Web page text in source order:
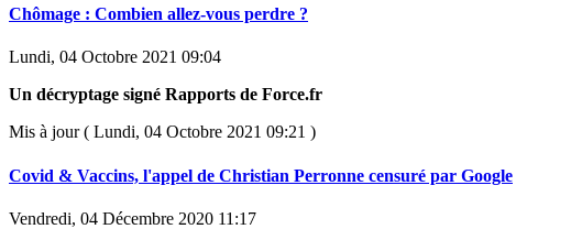
Chômage : Combien allez-vous perdre ?
Lundi, 04 Octobre 2021 09:04
Un décryptage signé Rapports de Force.fr
Mis à jour ( Lundi, 04 Octobre 2021 09:21 )
Covid & Vaccins, l'appel de Christian Perronne censuré par Google
Vendredi, 04 Décembre 2020 11:17